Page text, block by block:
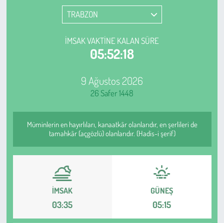
TRABZON
İMSAK VAKTINE KALAN SÜRE
05:52:18
9 Ağustos 2026
26 Safer 1448
Müminlerin en hayırlıları, kanaatkâr olanlarıdır, en şerlileri de
tamahkâr (açgözlü) olanlarıdır. (Hadis-i şerif)
İMSAK
03:35
GÜNEŞ
05:15
Emek
Tüm Manşetler